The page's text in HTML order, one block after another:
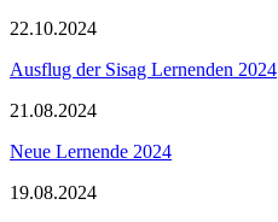
22.10.2024
Ausflug der Sisag Lernenden 2024
21.08.2024
Neue Lernende 2024
19.08.2024